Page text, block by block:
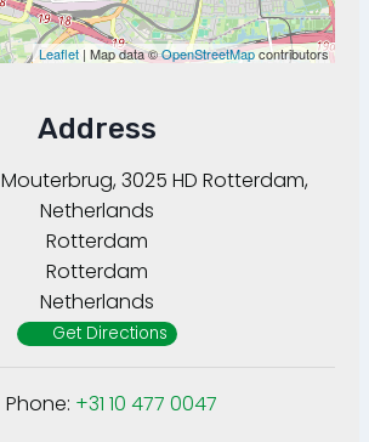
Leaflet | Map data ©OpenStreetMapcontributors
Address
Mouterbrug, 3025 HD Rotterdam,
Netherlands
Rotterdam
Rotterdam
Netherlands
Get Directions
Phone: +31 10 477 0047